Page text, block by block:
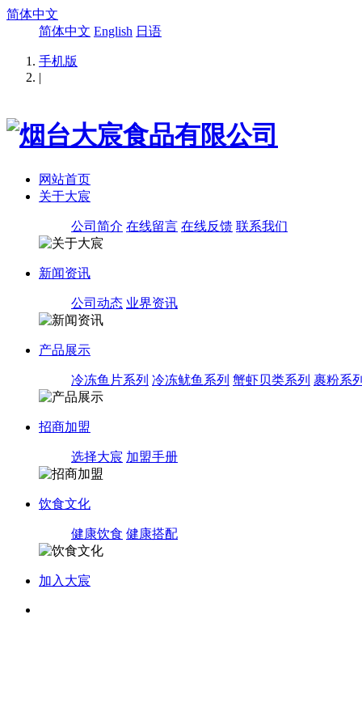
简体中文
简体中文 English 日语
手机版
|
网站首页
关于大宸
公司简介 在线留言 在线反馈 联系我们
新闻资讯
公司动态 业界资讯
产品展示
冷冻鱼片系列 冷冻鱿鱼系列 蟹虾贝类系列 裹粉系
招商加盟
选择大宸 加盟手册
饮食文化
健康饮食 健康搭配
加入大宸